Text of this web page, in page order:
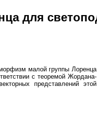
для
малой группы Лоренца
с теоремой Жордана-
представлений этой